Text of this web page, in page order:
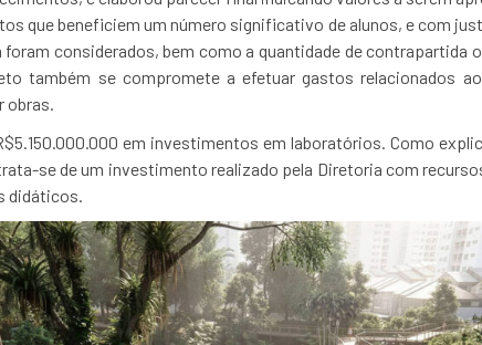
que beneficiem um número significativo de alunos, e com
considerados, bem como a quantidade de contrapartida
também se compromete a efetuar gastos relacionados
obras.
em investimentos em laboratórios. Como
se de um investimento realizado pela Diretoria com
didáticos.